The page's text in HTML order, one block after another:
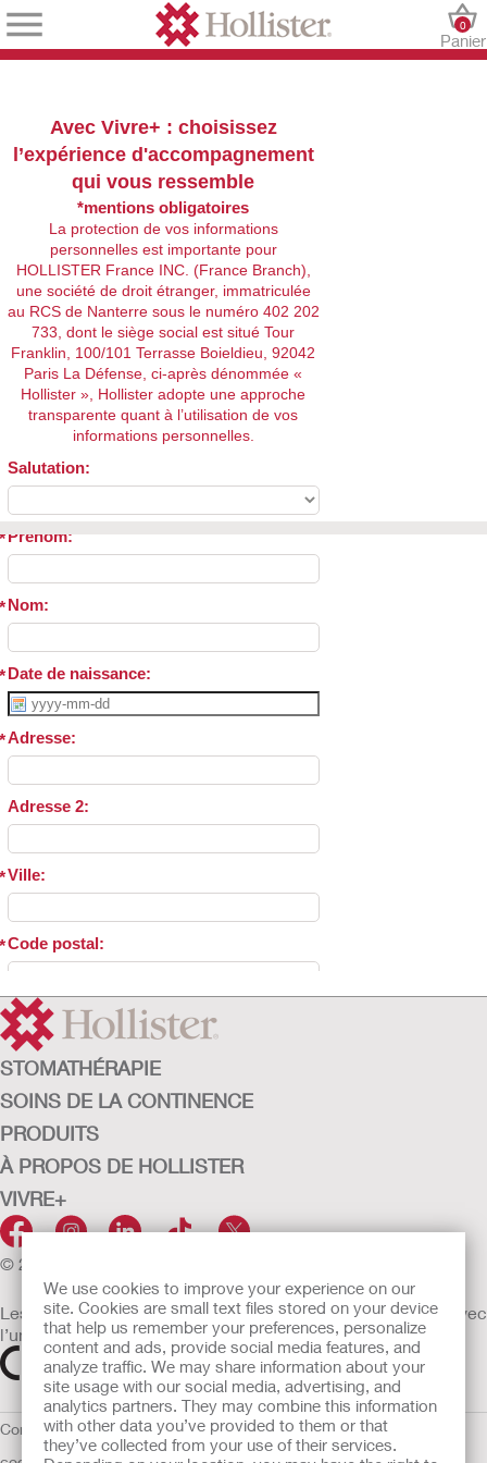
We use cookies to improve your experience on our
site. Cookies are small text files stored on your device
that help us remember your preferences, personalize
content and ads, provide social media features, and
analyze traffic. We may share information about your
site usage with our social media, advertising, and
analytics partners. They may combine this information
with other data you’ve provided to them or that
they’ve collected from your use of their services.
Panier
0
STOMATHÉRAPIE
SOINS DE LA CONTINENCE
PRODUITS
À PROPOS DE HOLLISTER
VIVRE+
© 2026 Hollister Incorporated
Les dispositifs médicaux vendus dans l’UE sont marqués avec
l’un des symboles suivants selon le besoin
Conditions d'utilisation Politique de confidentialité Utilisation des